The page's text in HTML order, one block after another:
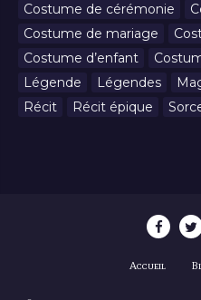
Costume de cérémonie
Costume de mariage
Costume d’enfant
Légende
Légendes
Récit
Récit épique
Accueil